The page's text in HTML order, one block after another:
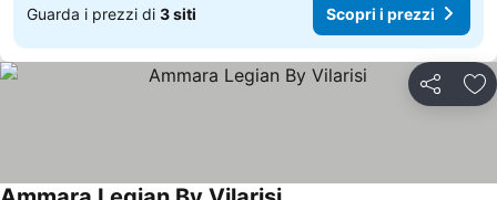
Guarda i prezzi di 3 siti Scopri i prezzi
Condividi